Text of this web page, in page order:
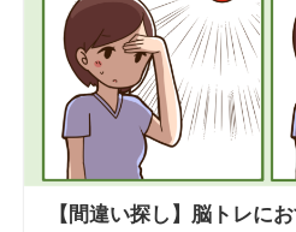
【間違い探し】脳トレに